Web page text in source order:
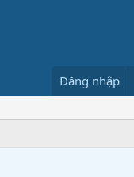
Đăng nhập